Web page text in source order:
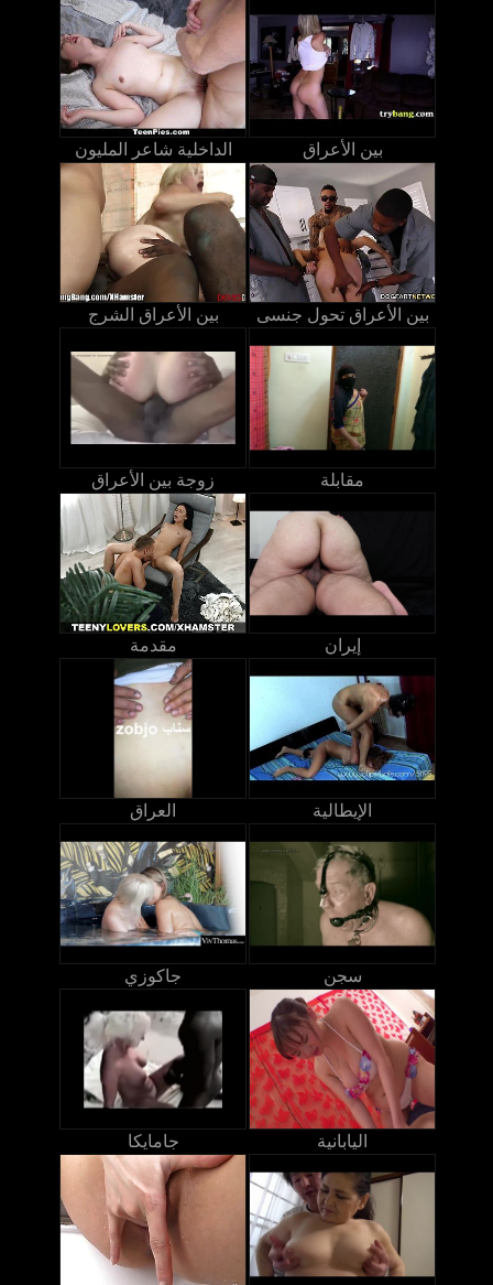
الداخلية شاعر المليون بين الأعراق
بين الأعراق الشرج بين الأعراق تحول جنسى
زوجة بين الأعراق مقابلة
مقدمة إيران
العراق الإيطالية
جاكوزي سجن
جامايكا اليابانية